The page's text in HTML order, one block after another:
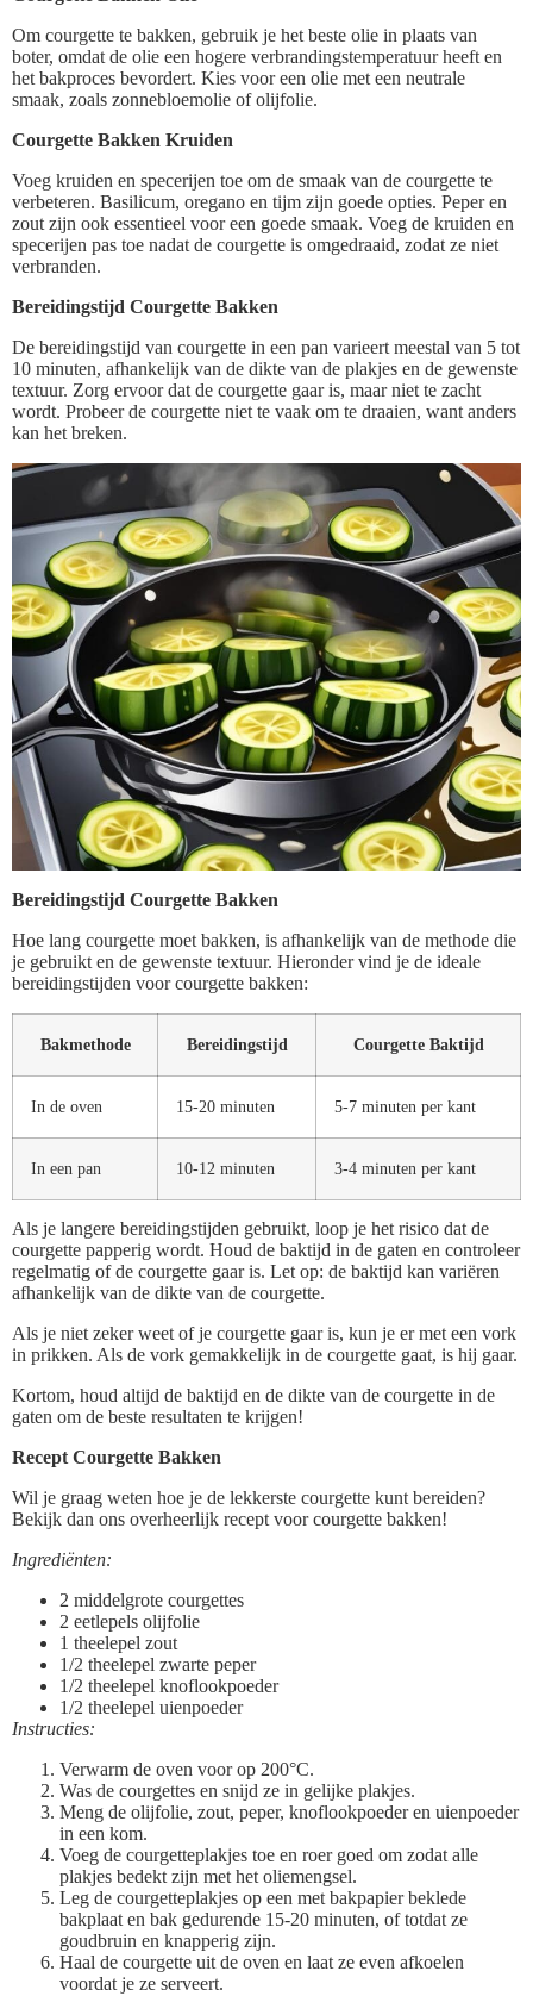
Om courgette te bakken, gebruik je het beste olie in plaats van
boter, omdat de olie een hogere verbrandingstemperatuur heeft en
het bakproces bevordert. Kies voor een olie met een neutrale
smaak, zoals zonnebloemolie of olijfolie.
Courgette Bakken Kruiden
Voeg kruiden en specerijen toe om de smaak van de courgette te
verbeteren. Basilicum, oregano en tijm zijn goede opties. Peper en
zout zijn ook essentieel voor een goede smaak. Voeg de kruiden en
specerijen pas toe nadat de courgette is omgedraaid, zodat ze niet
verbranden.
Bereidingstijd Courgette Bakken
De bereidingstijd van courgette in een pan varieert meestal van 5 tot
10 minuten, afhankelijk van de dikte van de plakjes en de gewenste
textuur. Zorg ervoor dat de courgette gaar is, maar niet te zacht
wordt. Probeer de courgette niet te vaak om te draaien, want anders
kan het breken.
Bereidingstijd Courgette Bakken
Hoe lang courgette moet bakken, is afhankelijk van de methode die
je gebruikt en de gewenste textuur. Hieronder vind je de ideale
bereidingstijden voor courgette bakken:
Bakmethode Bereidingstijd Courgette Baktijd
In de oven 15-20 minuten 5-7 minuten per kant
In een pan 10-12 minuten 3-4 minuten per kant
Als je langere bereidingstijden gebruikt, loop je het risico dat de
courgette papperig wordt. Houd de baktijd in de gaten en controleer
regelmatig of de courgette gaar is. Let op: de baktijd kan variëren
afhankelijk van de dikte van de courgette.
Als je niet zeker weet of je courgette gaar is, kun je er met een vork
in prikken. Als de vork gemakkelijk in de courgette gaat, is hij gaar.
Kortom, houd altijd de baktijd en de dikte van de courgette in de
gaten om de beste resultaten te krijgen!
Recept Courgette Bakken
Wil je graag weten hoe je de lekkerste courgette kunt bereiden?
Bekijk dan ons overheerlijk recept voor courgette bakken!
Ingrediënten:
2 middelgrote courgettes
2 eetlepels olijfolie
1 theelepel zout
1/2 theelepel zwarte peper
1/2 theelepel knoflookpoeder
1/2 theelepel uienpoeder
Instructies:
Verwarm de oven voor op 200°C.
Was de courgettes en snijd ze in gelijke plakjes.
Meng de olijfolie, zout, peper, knoflookpoeder en uienpoeder
in een kom.
Voeg de courgetteplakjes toe en roer goed om zodat alle
plakjes bedekt zijn met het oliemengsel.
Leg de courgetteplakjes op een met bakpapier beklede
bakplaat en bak gedurende 15-20 minuten, of totdat ze
goudbruin en knapperig zijn.
Haal de courgette uit de oven en laat ze even afkoelen
voordat je ze serveert.